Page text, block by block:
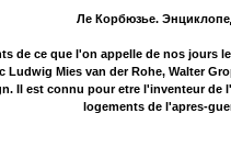
Ле Корбюзье.
de ce que l'on appelle de nos jours
Mies van der Rohe, Walter
Il est connu pour etre l'inventeur
logements de l'apres-